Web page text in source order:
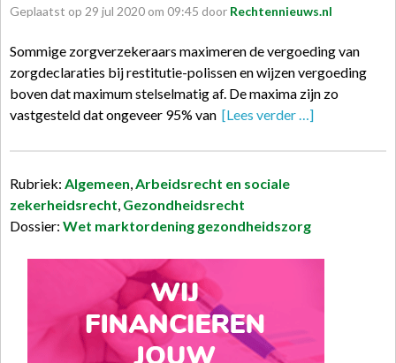
Geplaatst op 29 jul 2020 om 09:45 door Rechtennieuws.nl
Sommige zorgverzekeraars maximeren de vergoeding van
zorgdeclaraties bij restitutie-polissen en wijzen vergoeding
boven dat maximum stelselmatig af. De maxima zijn zo
vastgesteld dat ongeveer 95% van [Lees verder …]
Rubriek: Algemeen,Arbeidsrecht en sociale
zekerheidsrecht, Gezondheidsrecht
Dossier: Wet marktordening gezondheidszorg